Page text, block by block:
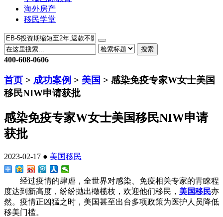
海外房产
移民学堂
搜索
400-608-0606
首页 > 成功案例 > 美国 > 感染免疫专家W女士美国
移民NIW申请获批
感染免疫专家W女士美国移民NIW申请
获批
2023-02-17 ● 美国移民
经过疫情的肆虐，全世界对感染、免疫相关专家的青睐程
度达到新高度，纷纷抛出橄榄枝，欢迎他们移民， 美国移民亦
然。疫情正凶猛之时，美国甚至出台多项政策为医护人员降低
移美门槛。